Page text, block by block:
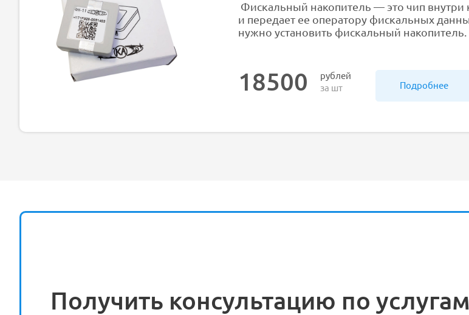
Фискальный накопитель — это чип
и передает ее оператору фискальных
нужно установить фискальный накопитель.
18500
рублей
за шт
Подробнее
Получить консультацию по услугам